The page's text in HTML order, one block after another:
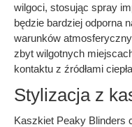
wilgoci, stosując spray
będzie bardziej odporna
warunków
zbyt wilgotnych
kontaktu z źródłami
Stylizacja z
Kaszkiet Peaky Blinders